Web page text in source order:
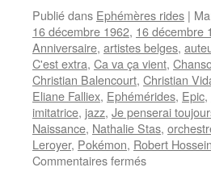
Publié dans Ephémères rides |
16 décembre 1962, 16 décembre
Anniversaire, artistes belges,
C'est extra, Ca va ça vient,
Christian Balencourt, Christian
Eliane Falliex, Ephémérides, Epic,
imitatrice, jazz, Je penserai
Naissance, Nathalie Stas,
Leroyer, Pokémon, Robert Hossein
Commentaires ferméssur